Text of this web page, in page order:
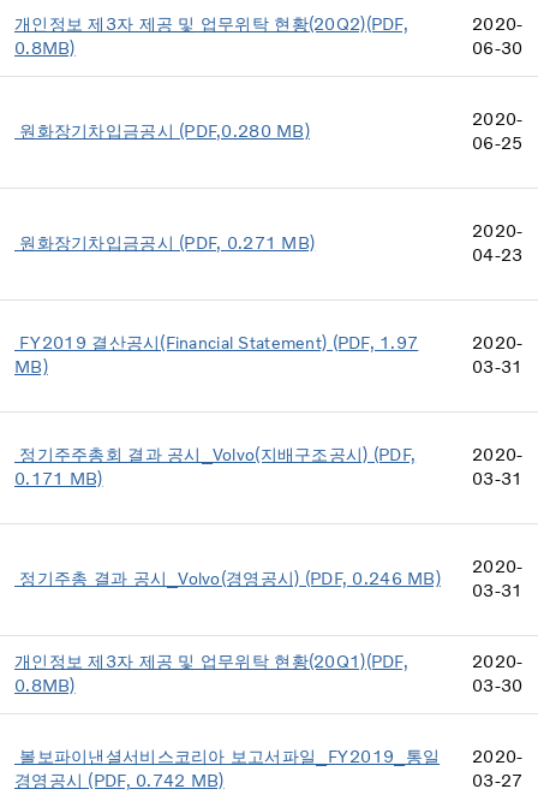
개인정보 제3자 제공 및 업무위탁 현황(20Q2)(PDF,
0.8MB)
2020-
06-30
원화장기차입금공시 (PDF,0.280 MB)
2020-
06-25
원화장기차입금공시 (PDF, 0.271 MB)
2020-
04-23
FY2019 결산공시(Financial Statement) (PDF, 1.97
MB)
2020-
03-31
정기주주총회 결과 공시_Volvo(지배구조공시) (PDF,
0.171 MB)
2020-
03-31
정기주총 결과 공시_Volvo(경영공시) (PDF, 0.246 MB)
2020-
03-31
개인정보 제3자 제공 및 업무위탁 현황(20Q1)(PDF,
0.8MB)
2020-
03-30
볼보파이낸셜서비스코리아 보고서파일_FY2019_통일
경영공시 (PDF, 0.742 MB)
2020-
03-27